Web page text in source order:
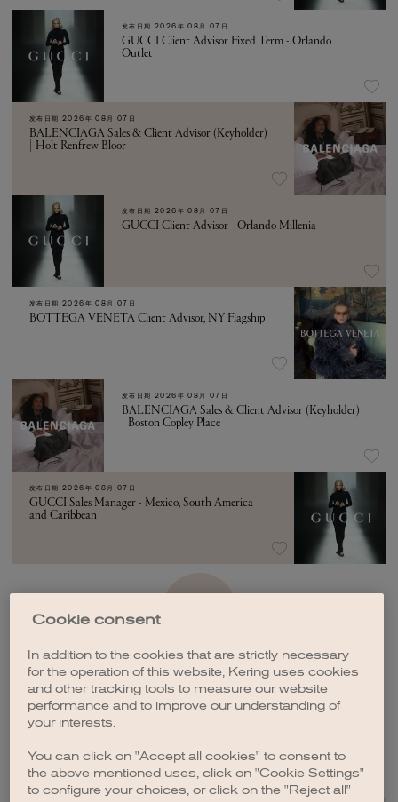
发布日期 2026年 08月 07日
GUCCI Client Advisor Fixed Term - Orlando
Outlet
发布日期 2026年 08月 07日
BALENCIAGA Sales & Client Advisor (Keyholder)
| Holt Renfrew Bloor
发布日期 2026年 08月 07日
GUCCI Client Advisor - Orlando Millenia
发布日期 2026年 08月 07日
BOTTEGA VENETA Client Advisor, NY Flagship
发布日期 2026年 08月 07日
BALENCIAGA Sales & Client Advisor (Keyholder)
| Boston Copley Place
发布日期 2026年 08月 07日
GUCCI Sales Manager - Mexico, South America
and Caribbean
Cookie consent
In addition to the cookies that are strictly necessary
for the operation of this website, Kering uses cookies
and other tracking tools to measure our website
performance and to improve our understanding of
your interests.
You can click on "Accept all cookies" to consent to
the above mentioned uses, click on "Cookie Settings"
to configure your choices, or click on the "Reject all"